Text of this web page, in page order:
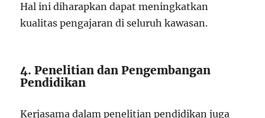
Hal ini diharapkan dapat meningkatkan
kualitas pengajaran di seluruh kawasan.
4. Penelitian dan Pengembangan
Pendidikan
Kerjasama dalam penelitian pendidikan juga